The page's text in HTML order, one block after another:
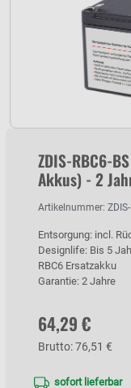
ZDIS-RBC6-
Akkus) - 2
Artikelnummer: ZDIS-
Entsorgung: incl.
Designlife: Bis 5
RBC6 Ersatzakku
Garantie: 2 Jahre
64,29 €
Brutto: 76,51 €
sofort lieferbar